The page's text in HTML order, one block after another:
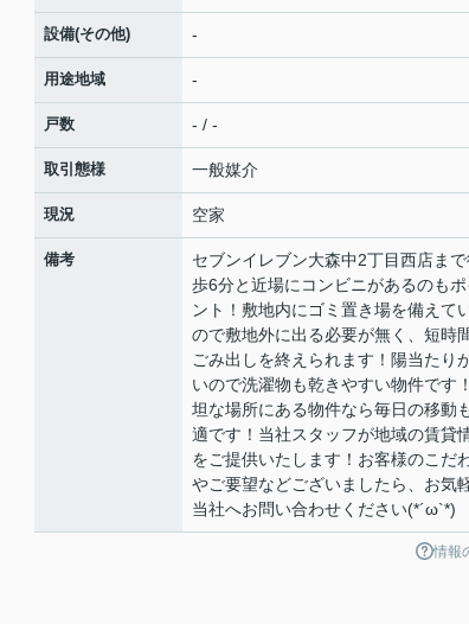
設備(その他) -
用途地域 -
戸数 - / -
取引態様 一般媒介
現況 空家
備考
セブンイレブン大森中2丁目西店まで
歩6分と近場にコンビニがあるのもポ
ント！敷地内にゴミ置き場を備えて
ので敷地外に出る必要が無く、短時
ごみ出しを終えられます！陽当たり
いので洗濯物も乾きやすい物件です
坦な場所にある物件なら毎日の移動
適です！当社スタッフが地域の賃貸
をご提供いたします！お客様のこだ
やご要望などございましたら、お気
当社へお問い合わせください(*´ω`*)
情報